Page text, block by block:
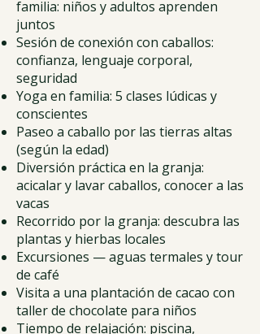
familia: niños y adultos aprenden
juntos
Sesión de conexión con caballos:
confianza, lenguaje corporal,
seguridad
Yoga en familia: 5 clases lúdicas y
conscientes
Paseo a caballo por las tierras altas
(según la edad)
Diversión práctica en la granja:
acicalar y lavar caballos, conocer a las
vacas
Recorrido por la granja: descubra las
plantas y hierbas locales
Excursiones — aguas termales y tour
de café
Visita a una plantación de cacao con
taller de chocolate para niños
Tiempo de relajación: piscina,